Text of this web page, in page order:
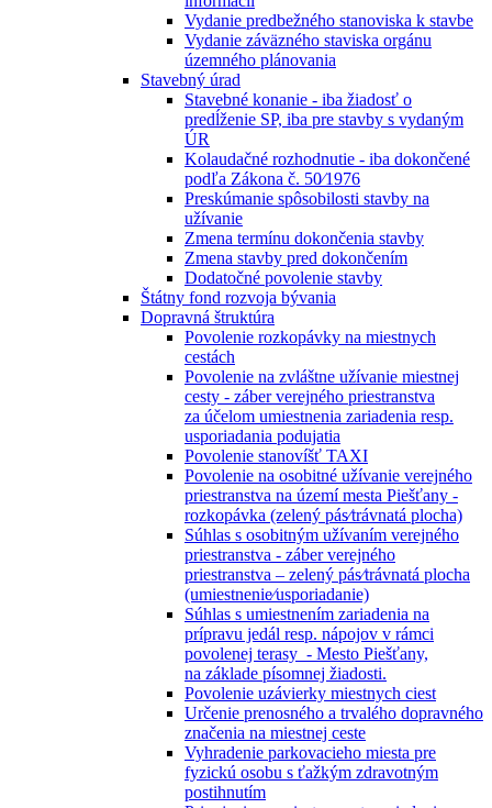
Vydanie predbežného stanoviska k stavbe
Vydanie záväzného staviska orgánu
územného plánovania
Stavebný úrad
Stavebné konanie - iba žiadosť o
predĺženie SP, iba pre stavby s vydaným
ÚR
Kolaudačné rozhodnutie - iba dokončené
podľa Zákona č. 50⁄1976
Preskúmanie spôsobilosti stavby na
užívanie
Zmena termínu dokončenia stavby
Zmena stavby pred dokončením
Dodatočné povolenie stavby
Štátny fond rozvoja bývania
Dopravná štruktúra
Povolenie rozkopávky na miestnych
cestách
Povolenie na zvláštne užívanie miestnej
cesty - záber verejného priestranstva
za účelom umiestnenia zariadenia resp.
usporiadania podujatia
Povolenie stanovíšť TAXI
Povolenie na osobitné užívanie verejného
priestranstva na území mesta Piešťany -
rozkopávka (zelený pás⁄trávnatá plocha)
Súhlas s osobitným užívaním verejného
priestranstva - záber verejného
priestranstva – zelený pás⁄trávnatá plocha
(umiestnenie⁄usporiadanie)
Súhlas s umiestnením zariadenia na
prípravu jedál resp. nápojov v rámci
povolenej terasy - Mesto Piešťany,
na základe písomnej žiadosti.
Povolenie uzávierky miestnych ciest
Určenie prenosného a trvalého dopravného
značenia na miestnej ceste
Vyhradenie parkovacieho miesta pre
fyzickú osobu s ťažkým zdravotným
postihnutím